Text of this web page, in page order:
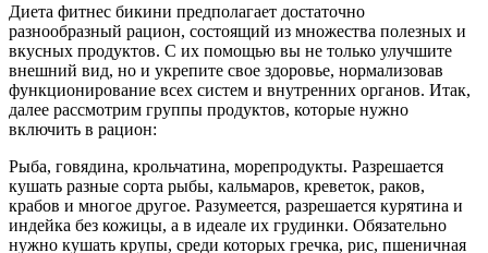
Диета фитнес бикини предполагает достаточно
разнообразный рацион, состоящий из множества полезных и
вкусных продуктов. С их помощью вы не только улучшите
внешний вид, но и укрепите свое здоровье, нормализовав
функционирование всех систем и внутренних органов. Итак,
далее рассмотрим группы продуктов, которые нужно
включить в рацион:
Рыба, говядина, крольчатина, морепродукты. Разрешается
кушать разные сорта рыбы, кальмаров, креветок, раков,
крабов и многое другое. Разумеется, разрешается курятина и
индейка без кожицы, а в идеале их грудинки. Обязательно
нужно кушать крупы, среди которых гречка, рис, пшеничная